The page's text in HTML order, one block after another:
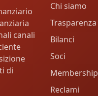
canali
di
Chi siamo
Trasparenza
Bilanci
Soci
Membership
Reclami